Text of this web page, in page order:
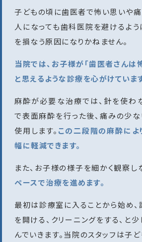
子どもの頃に歯医者で怖い思いや痛
人になっても歯科医院を避けるよう
を損なう原因になりかねません。
当院では、お子様が「歯医者さんは
と思えるような診療を心がけています
麻酔が必要な治療では、針を使わな
で表面麻酔を行った後、痛みの少な
使用します。 この二段階の麻酔によ
幅に軽減できます。
また、お子様の様子を細かく観察し
ペースで治療を進めます。
最初は診療室に入ることから始め、
を開ける、クリーニングをする、と
んでいきます。当院のスタッフは子